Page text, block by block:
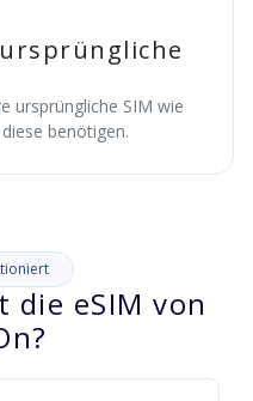
ursprüngliche SIM wie
benötigen.
eSIM von